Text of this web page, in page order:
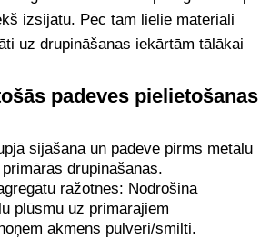
izsijātu. Pēc tam lielie materiāli
uz drupināšanas iekārtām tālākai
padeves pielietošanas
sijāšana un padeve pirms metālu
drupināšanas.
ražotnes: Nodrošina
plūsmu uz primārajiem
akmens pulveri/smilti.